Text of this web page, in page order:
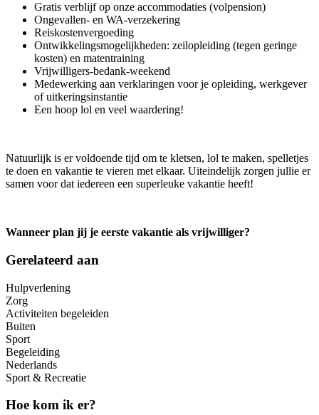
Gratis verblijf op onze accommodaties (volpension)
Ongevallen- en WA-verzekering
Reiskostenvergoeding
Ontwikkelingsmogelijkheden: zeilopleiding (tegen geringe
kosten) en matentraining
Vrijwilligers-bedank-weekend
Medewerking aan verklaringen voor je opleiding, werkgever
of uitkeringsinstantie
Een hoop lol en veel waardering!
Natuurlijk is er voldoende tijd om te kletsen, lol te maken, spelletjes
te doen en vakantie te vieren met elkaar. Uiteindelijk zorgen jullie er
samen voor dat iedereen een superleuke vakantie heeft!
Wanneer plan jij je eerste vakantie als vrijwilliger?
Gerelateerd aan
Hulpverlening
Zorg
Activiteiten begeleiden
Buiten
Sport
Begeleiding
Nederlands
Sport & Recreatie
Hoe kom ik er?